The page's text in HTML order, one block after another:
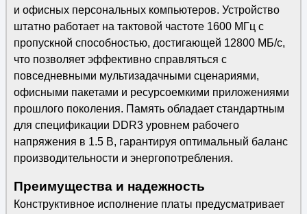
и офисных персональных компьютеров. Устройство
штатно работает на тактовой частоте 1600 МГц с
пропускной способностью, достигающей 12800 МБ/с,
что позволяет эффективно справляться с
повседневными мультизадачными сценариями,
офисными пакетами и ресурсоемкими приложениями
прошлого поколения. Память обладает стандартным
для спецификации DDR3 уровнем рабочего
напряжения в 1.5 В, гарантируя оптимальный баланс
производительности и энергопотребления.
Преимущества и надежность
Конструктивное исполнение платы предусматривает